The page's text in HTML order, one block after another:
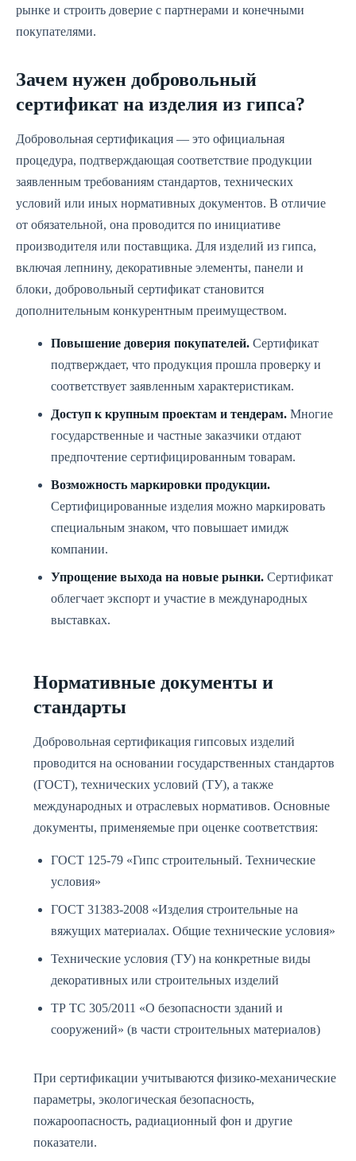
рынке и строить доверие с партнерами и конечными
покупателями.
Зачем нужен добровольный
сертификат на изделия из гипса?
Добровольная сертификация — это официальная
процедура, подтверждающая соответствие продукции
заявленным требованиям стандартов, технических
условий или иных нормативных документов. В отличие
от обязательной, она проводится по инициативе
производителя или поставщика. Для изделий из гипса,
включая лепнину, декоративные элементы, панели и
блоки, добровольный сертификат становится
дополнительным конкурентным преимуществом.
Повышение доверия покупателей. Сертификат
подтверждает, что продукция прошла проверку и
соответствует заявленным характеристикам.
Доступ к крупным проектам и тендерам. Многие
государственные и частные заказчики отдают
предпочтение сертифицированным товарам.
Возможность маркировки продукции.
Сертифицированные изделия можно маркировать
специальным знаком, что повышает имидж
компании.
Упрощение выхода на новые рынки. Сертификат
облегчает экспорт и участие в международных
выставках.
Нормативные документы и
стандарты
Добровольная сертификация гипсовых изделий
проводится на основании государственных стандартов
(ГОСТ), технических условий (ТУ), а также
международных и отраслевых нормативов. Основные
документы, применяемые при оценке соответствия:
ГОСТ 125-79 «Гипс строительный. Технические
условия»
ГОСТ 31383-2008 «Изделия строительные на
вяжущих материалах. Общие технические условия»
Технические условия (ТУ) на конкретные виды
декоративных или строительных изделий
ТР ТС 305/2011 «О безопасности зданий и
сооружений» (в части строительных материалов)
При сертификации учитываются физико-механические
параметры, экологическая безопасность,
пожароопасность, радиационный фон и другие
показатели.